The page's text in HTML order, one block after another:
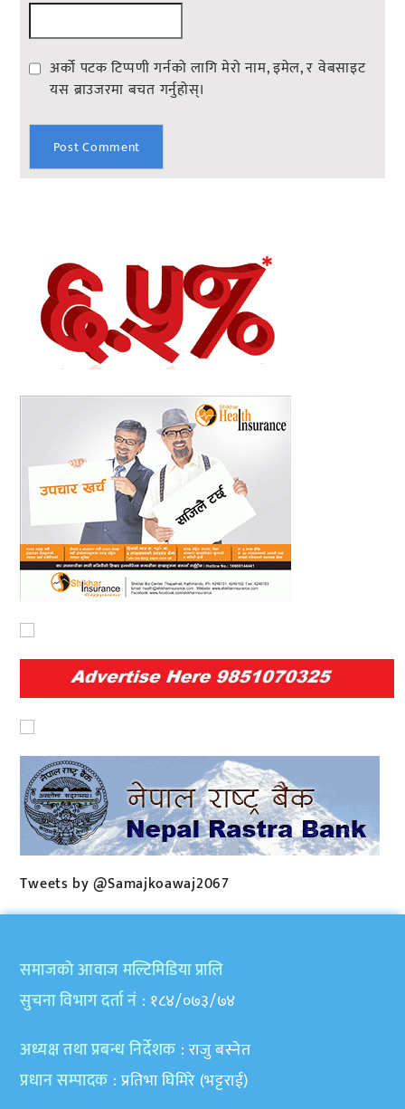
अर्को पटक टिप्पणी गर्नको लागि मेरो नाम, इमेल, र वेबसाइट
यस ब्राउजरमा बचत गर्नुहोस्।
Tweets by @Samajkoawaj2067
समाजकाे आवाज मल्टिमिडिया प्रालि
सुचना विभाग दर्ता नं : १८४/०७३/७४
अध्यक्ष तथा प्रबन्ध निर्देशक : राजु बस्नेत
प्रधान सम्पादक : प्रतिभा घिमिरे (भट्टराई)